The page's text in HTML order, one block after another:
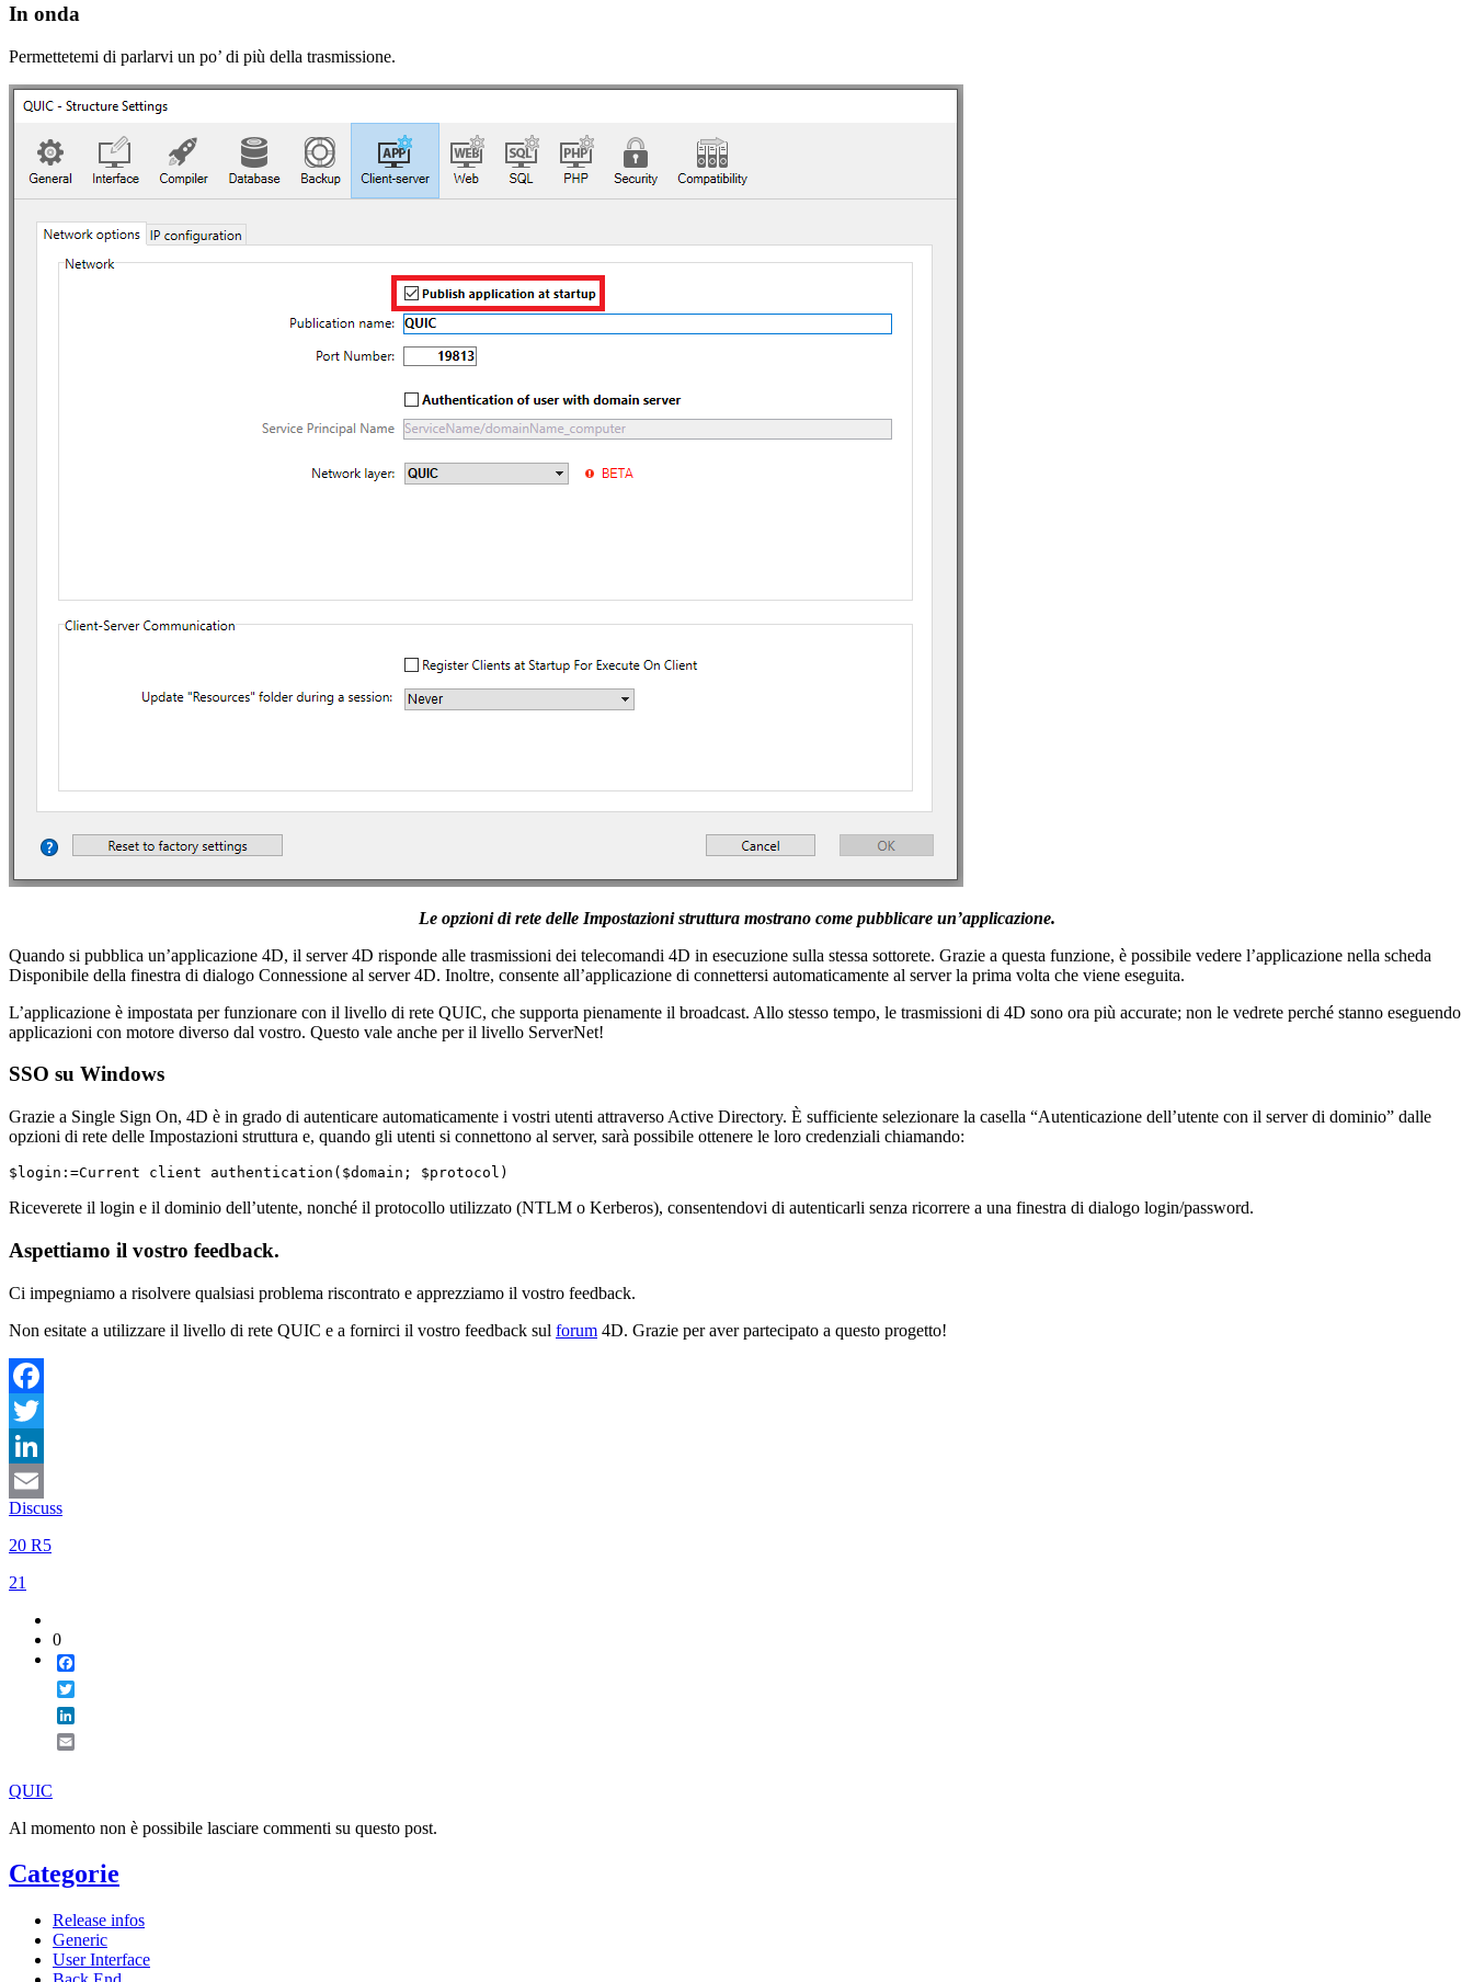
In onda
Permettetemi di parlarvi un po’ di più della trasmissione.
Le opzioni di rete delle Impostazioni struttura mostrano come pubblicare un’applicazione.
Quando si pubblica un’applicazione 4D, il server 4D risponde alle trasmissioni dei telecomandi 4D in esecuzione sulla stessa sottorete. Grazie a questa funzione, è possibile vedere l’applicazione nella scheda
Disponibile della finestra di dialogo Connessione al server 4D. Inoltre, consente all’applicazione di connettersi automaticamente al server la prima volta che viene eseguita.
L’applicazione è impostata per funzionare con il livello di rete QUIC, che supporta pienamente il broadcast. Allo stesso tempo, le trasmissioni di 4D sono ora più accurate; non le vedrete perché stanno eseguendo
applicazioni con motore diverso dal vostro. Questo vale anche per il livello ServerNet!
SSO su Windows
Grazie a Single Sign On, 4D è in grado di autenticare automaticamente i vostri utenti attraverso Active Directory. È sufficiente selezionare la casella “Autenticazione dell’utente con il server di dominio” dalle
opzioni di rete delle Impostazioni struttura e, quando gli utenti si connettono al server, sarà possibile ottenere le loro credenziali chiamando:
$login:=Current client authentication($domain; $protocol)
Riceverete il login e il dominio dell’utente, nonché il protocollo utilizzato (NTLM o Kerberos), consentendovi di autenticarli senza ricorrere a una finestra di dialogo login/password.
Aspettiamo il vostro feedback.
Ci impegniamo a risolvere qualsiasi problema riscontrato e apprezziamo il vostro feedback.
Non esitate a utilizzare il livello di rete QUIC e a fornirci il vostro feedback sul forum 4D. Grazie per aver partecipato a questo progetto!
Facebook
Twitter
LinkedIn
Email
Discuss
20 R5
21
0
QUIC
Al momento non è possibile lasciare commenti su questo post.
Categorie
Release infos
Generic
User Interface